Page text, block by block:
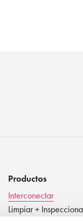
Senko
Productos
Interconectar
Limpiar +